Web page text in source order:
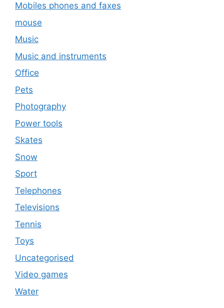
Mobiles phones and faxes
mouse
Music
Music and instruments
Office
Pets
Photography
Power tools
Skates
Snow
Sport
Telephones
Televisions
Tennis
Toys
Uncategorised
Video games
Water